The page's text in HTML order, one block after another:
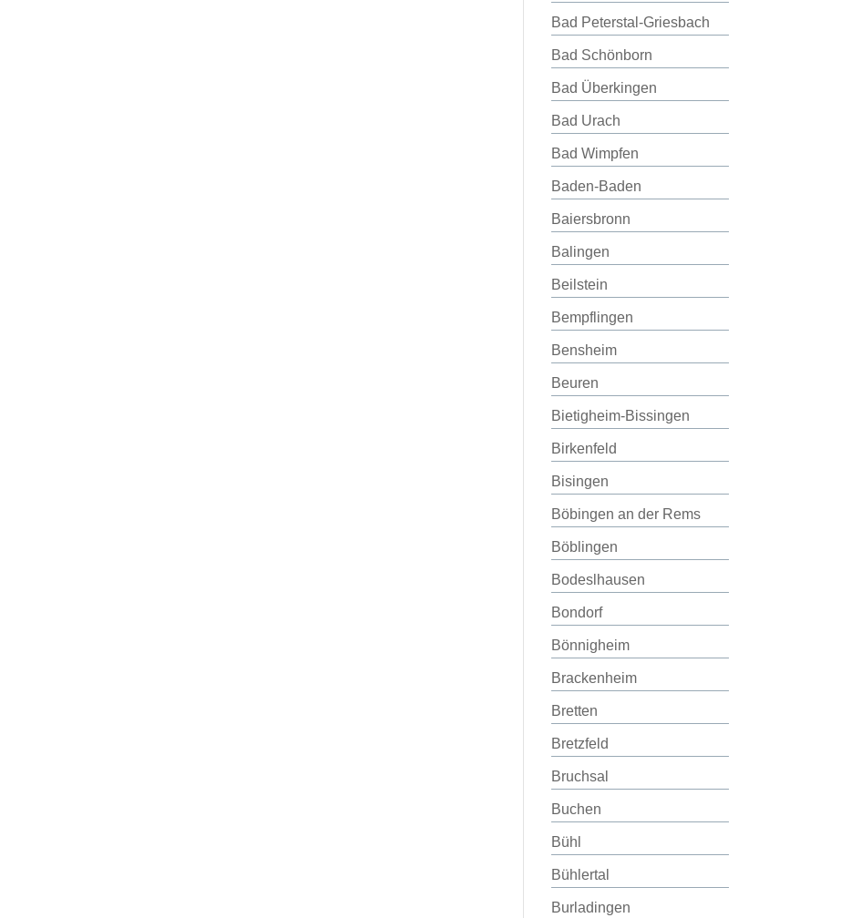
Bad Peterstal-Griesbach
Bad Schönborn
Bad Überkingen
Bad Urach
Bad Wimpfen
Baden-Baden
Baiersbronn
Balingen
Beilstein
Bempflingen
Bensheim
Beuren
Bietigheim-Bissingen
Birkenfeld
Bisingen
Böbingen an der Rems
Böblingen
Bodeslhausen
Bondorf
Bönnigheim
Brackenheim
Bretten
Bretzfeld
Bruchsal
Buchen
Bühl
Bühlertal
Burladingen